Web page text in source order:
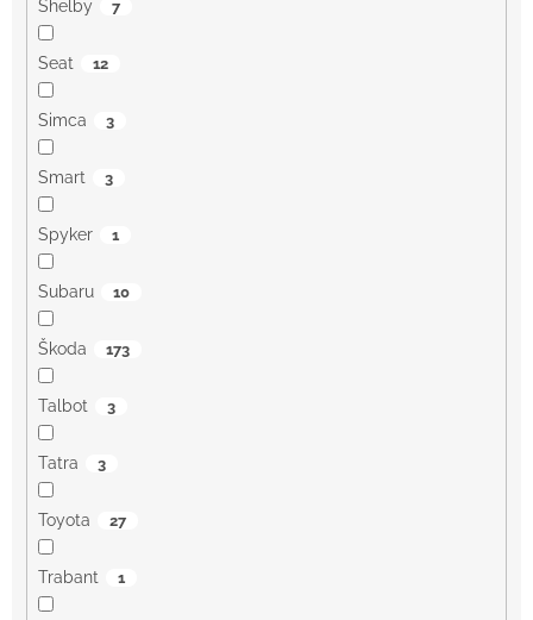
Shelby 7
Seat 12
Simca 3
Smart 3
Spyker 1
Subaru 10
Škoda 173
Talbot 3
Tatra 3
Toyota 27
Trabant 1